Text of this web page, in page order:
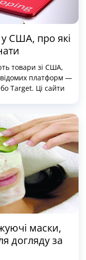
США, про які
товари зі США,
платформ —
Target. Ці сайти
значно
на перший погляд.
існує цілий світ
яких зосереджений
товарів.
маски,
догляду за